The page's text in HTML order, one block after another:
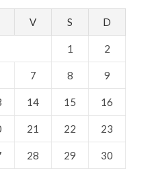
V S D
1 2
7 8 9
14 15 16
21 22 23
28 29 30